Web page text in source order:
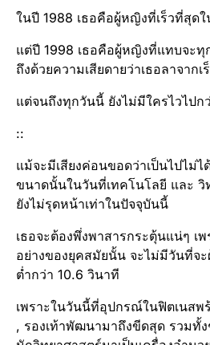
ในปี 1988 เธอคือผู้หญิง​ที่เร็วที่สุดใ
แต่ปี 1998 เธอคือผู้หญิงที่แทบจะทุ
ถึงด้วยความเสียดายว่าเธอลาจากเ
แต่จนถึงทุกวันนี้ ยังไม่มีใครไวไปก
::
แม้จะมีเสียงค่อนขอด​ว่าเป็นไปไม่
ขนาดนั้นในวันที่เทคโนโลยี​ และ วิ
ยังไม่รุดหน้าเท่าในปัจจุบั​นนี้
เธอจะต้องพึ่งพาสารกระตุ้นแน่ๆ เ
อย่างของยุคสมัยนั้น จะไม่มีวันที่จ
ต่ำกว่า 10.6 วินาที
เพราะในวันนี้ที่อุปกรณ์​ในฟิตเนส​
, รองเท้าพัฒนามาถึงขีดสุด รวมทั้